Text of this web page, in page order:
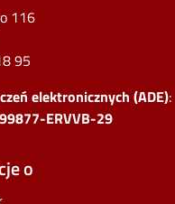
116
95
elektronicznych (ADE):
ERVVB-29
o